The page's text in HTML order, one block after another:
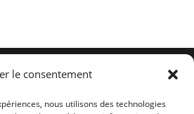
le consentement
nous utilisons des technologies